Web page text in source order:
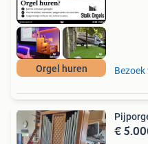
Orgel huren
€